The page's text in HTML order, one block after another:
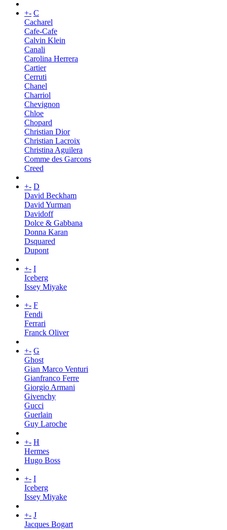
+- C
Cacharel
Cafe-Cafe
Calvin Klein
Canali
Carolina Herrera
Cartier
Cerruti
Chanel
Charriol
Chevignon
Chloe
Chopard
Christian Dior
Christian Lacroix
Christina Aguilera
Comme des Garcons
Creed
+- D
David Beckham
David Yurman
Davidoff
Dolce & Gabbana
Donna Karan
Dsquared
Dupont
+- I
Iceberg
Issey Miyake
+- F
Fendi
Ferrari
Franck Oliver
+- G
Ghost
Gian Marco Venturi
Gianfranco Ferre
Giorgio Armani
Givenchy
Gucci
Guerlain
Guy Laroche
+- H
Hermes
Hugo Boss
+- I
Iceberg
Issey Miyake
+- J
Jacques Bogart